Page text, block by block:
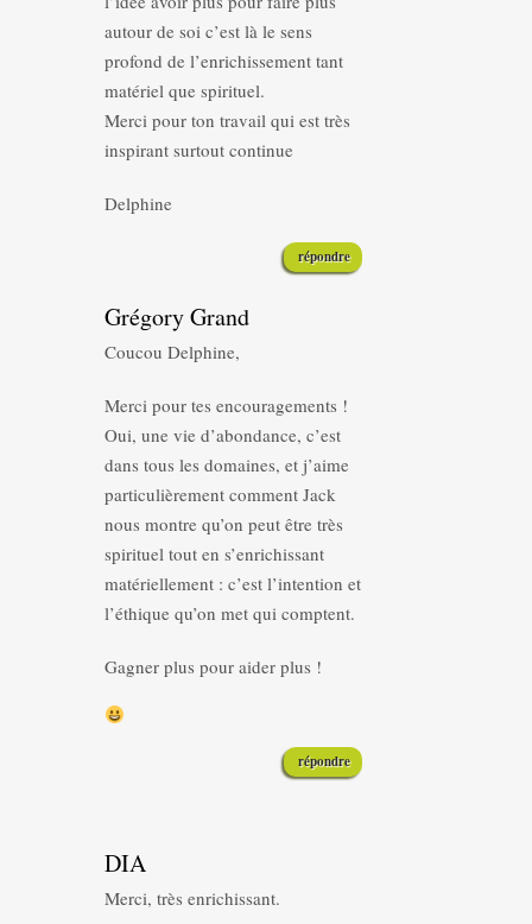
autour de soi c’est là le sens
profond de l’enrichissement tant
matériel que spirituel.
Merci pour ton travail qui est très
inspirant surtout continue
Delphine
répondre
Grégory Grand
Coucou Delphine,
Merci pour tes encouragements !
Oui, une vie d’abondance, c’est
dans tous les domaines, et j’aime
particulièrement comment Jack
nous montre qu’on peut être très
spirituel tout en s’enrichissant
matériellement : c’est l’intention et
l’éthique qu’on met qui comptent.
Gagner plus pour aider plus !
répondre
DIA
Merci, très enrichissant.